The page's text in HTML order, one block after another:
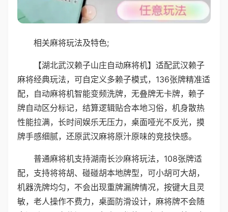
相关麻将玩法及特色;
【湖北武汉赖子山庄自动麻将机】适配武汉赖子
麻将经典玩法，可自定义多赖子模式，136张牌精准适
配，自动麻将机智能变频洗牌，无叠牌无卡牌，赖子
牌自动区分标记，结算逻辑贴合本地习俗，机身散热
性能拉满，长时间娱乐无压力，桌面哑光不反光，摸
牌手感细腻，还原武汉麻将原汁原味的竞技快感。
普通麻将机支持湖南长沙麻将玩法，108张牌适
配，支持将将胡、碰碰胡本地牌型，可小胡可大胡，
机器洗牌均匀，不会出现重牌漏牌情况，按键大且灵
敏，老人操作不费力，桌面防滑设计，麻将牌不会随